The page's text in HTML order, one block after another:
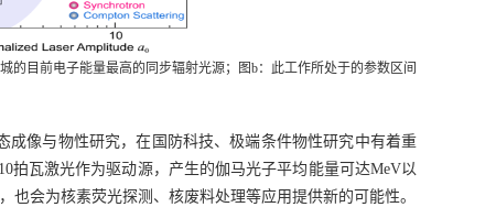
的目前电子能量最高的同步辐射光源；图b：此工作所处于的参数区间
像与物性研究，在国防科技、极端条件物性研究中有着重
瓦激光作为驱动源，产生的伽马光子平均能量可达MeV以
也会为核素荧光探测、核废料处理等应用提供新的可能性。